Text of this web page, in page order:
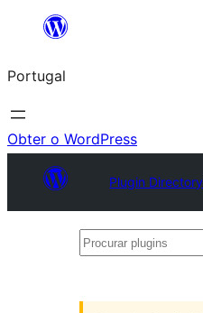
Saltar
o
conteúdo
Portugal
Obter o WordPress
Plugin Directory
Procurar